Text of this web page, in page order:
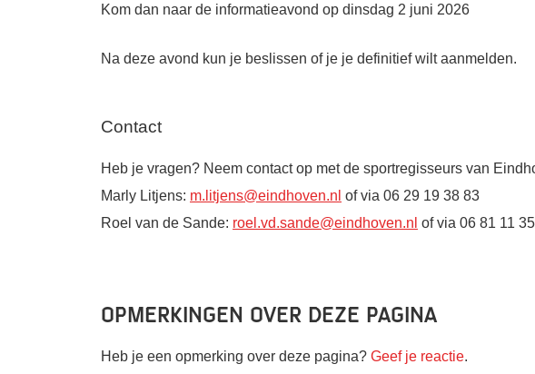
Kom dan naar de informatieavond op dinsdag 2 juni 2026
Na deze avond kun je beslissen of je je definitief wilt aanmelden.
Contact
Heb je vragen? Neem contact op met de sportregisseurs van
Marly Litjens: m.litjens@eindhoven.nl of via 06 29 19 38 83
Roel van de Sande: roel.vd.sande@eindhoven.nl of via 06 81 11
Opmerkingen over deze pagina
Heb je een opmerking over deze pagina? Geef je reactie.